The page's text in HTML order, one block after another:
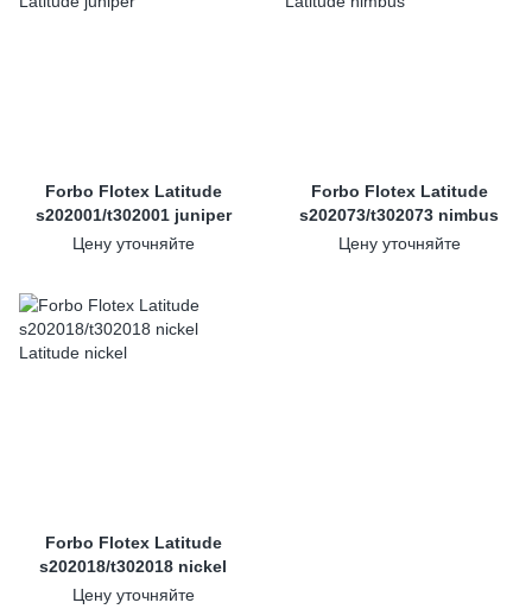
Forbo Flotex Latitude
s202001/t302001 juniper
Цену уточняйте
Forbo Flotex Latitude
s202073/t302073 nimbus
Цену уточняйте
Forbo Flotex Latitude
s202018/t302018 nickel
Цену уточняйте